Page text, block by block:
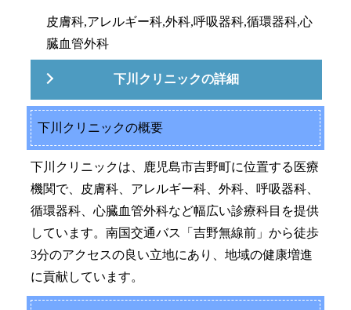
皮膚科,アレルギー科,外科,呼吸器科,循環器科,心
臓血管外科
下川クリニックの詳細
下川クリニックの概要
下川クリニックは、鹿児島市吉野町に位置する医療
機関で、皮膚科、アレルギー科、外科、呼吸器科、
循環器科、心臓血管外科など幅広い診療科目を提供
しています。南国交通バス「吉野無線前」から徒歩
3分のアクセスの良い立地にあり、地域の健康増進
に貢献しています。